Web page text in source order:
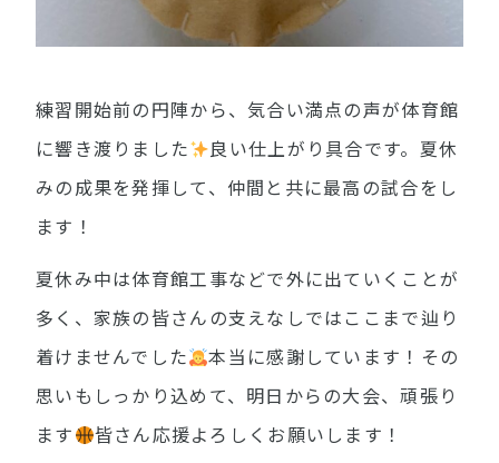
練習開始前の円陣から、気合い満点の声が体育館
に響き渡りました
良い仕上がり具合です。夏休
みの成果を発揮して、仲間と共に最高の試合をし
ます！
夏休み中は体育館工事などで外に出ていくことが
多く、家族の皆さんの支えなしではここまで辿り
着けませんでした
本当に感謝しています！その
思いもしっかり込めて、明日からの大会、頑張り
ます
皆さん応援よろしくお願いします！